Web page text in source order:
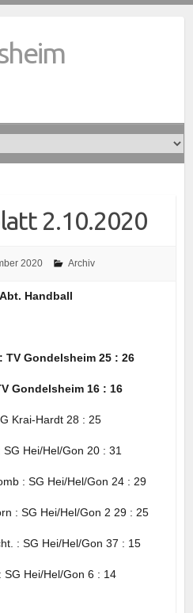
2.10.2020
2020 Archiv
Handball
TV Gondelsheim 25 : 26
Gondelsheim 16 : 16
Krai-Hardt 28 : 25
Hei/Hel/Gon 20 : 31
: SG Hei/Hel/Gon 24 : 29
: SG Hei/Hel/Gon 2 29 : 25
: SG Hei/Hel/Gon 37 : 15
SG Hei/Hel/Gon 6 : 14